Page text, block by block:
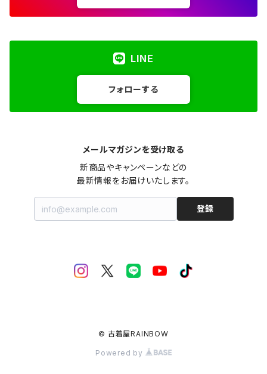
LINE
フォローする
メールマガジンを受け取る
新商品やキャンペーンなどの
最新情報をお届けいたします。
登録
© 古着屋RAINBOW
Powered by